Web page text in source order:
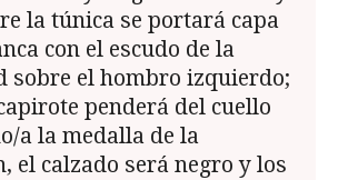
la túnica se portará capa
con el escudo de la
sobre el hombro izquierdo;
penderá del cuello
a la medalla de la
el calzado será negro y los